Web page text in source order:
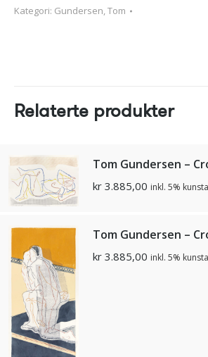
Kategori: Gundersen, Tom
Relaterte produkter
Tom Gundersen –
kr 3.885,00 inkl. 5%
Tom Gundersen –
kr 3.885,00 inkl. 5%